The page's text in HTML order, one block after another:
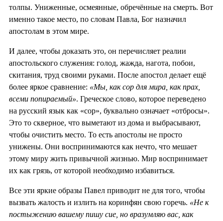
толпы. Униженные, осмеянные, обречённые на смерть. Вот
именно такое место, по словам Павла, Бог назначил
апостолам в этом мире.
И далее, чтобы доказать это, он перечисляет реалии
апостольского служения: голод, жажда, нагота, побои,
скитания, труд своими руками. После апостол делает ещё
более яркое сравнение: «Мы, как сор для мира, как прах,
всеми попираемый». Греческое слово, которое переведено
на русский язык как «сор», буквально означает «отбросы».
Это то скверное, что выметают из дома и выбрасывают,
чтобы очистить место. То есть апостолы не просто
унижены. Они воспринимаются как нечто, что мешает
этому миру жить привычной жизнью. Мир воспринимает
их как грязь, от которой необходимо избавиться.
Все эти яркие образы Павел приводит не для того, чтобы
вызвать жалость и излить на коринфян свою горечь. «Не к
постыжению вашему пишу сие, но вразумляю вас, как